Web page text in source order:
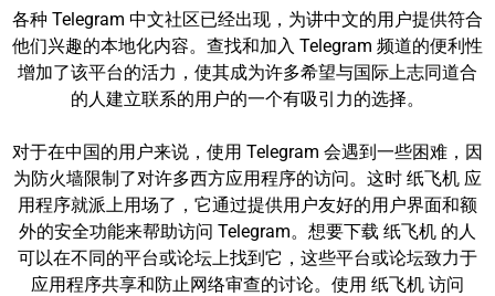
各种 Telegram 中文社区已经出现，为讲中文的用户提供符合
他们兴趣的本地化内容。查找和加入 Telegram 频道的便利性
增加了该平台的活力，使其成为许多希望与国际上志同道合
的人建立联系的用户的一个有吸引力的选择。
对于在中国的用户来说，使用 Telegram 会遇到一些困难，因
为防火墙限制了对许多西方应用程序的访问。这时 纸飞机 应
用程序就派上用场了，它通过提供用户友好的用户界面和额
外的安全功能来帮助访问 Telegram。想要下载 纸飞机 的人
可以在不同的平台或论坛上找到它，这些平台或论坛致力于
应用程序共享和防止网络审查的讨论。使用 纸飞机 访问